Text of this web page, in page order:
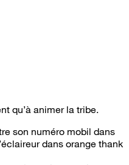
qu’à animer la tribe.
son numéro mobil dans
dans orange thank